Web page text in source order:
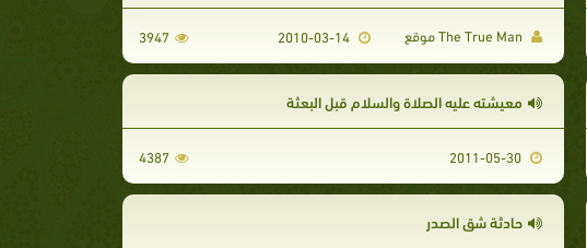
3947
معيشته عليه الصلاة والسلام قبل البعثة
2011-05-30
4387
حادثة شق الصدر